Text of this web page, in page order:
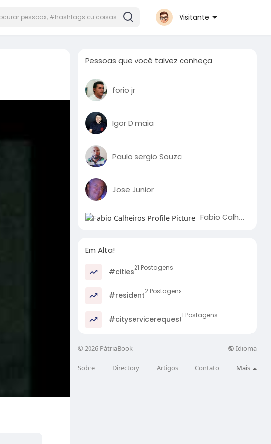
Visitante
Pessoas que você talvez conheça
forio jr
Igor D maia
Paulo sergio Souza
Jose Junior
Fabio Calheiros
Em Alta!
#cities21 Postagens
#resident2 Postagens
#cityservicerequest1 Postagens
© 2026 PátriaBook Idioma
Sobre Directory Artigos Contato Mais